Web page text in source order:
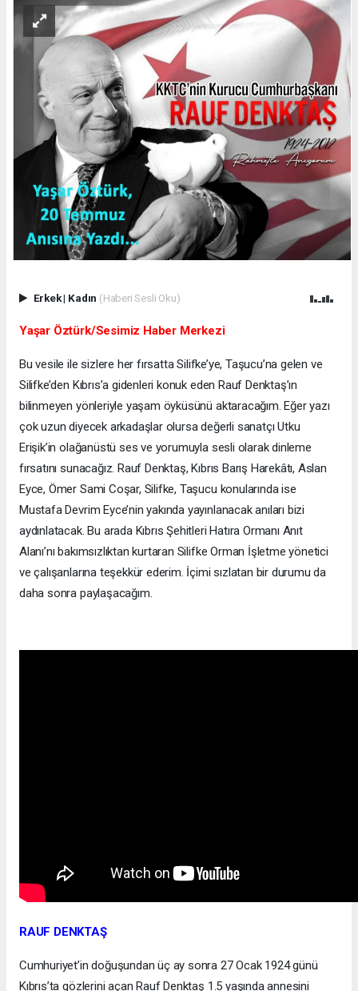
Erkek| Kadın (Haberi Sesli Oku)
Yaşar Öztürk/Sesimiz Haber Merkezi
Bu vesile ile sizlere her fırsatta Silifke’ye, Taşucu’na gelen ve
Silifke’den Kıbrıs’a gidenleri konuk eden Rauf Denktaş’ın
bilinmeyen yönleriyle yaşam öyküsünü aktaracağım. Eğer yazı
çok uzun diyecek arkadaşlar olursa değerli sanatçı Utku
Erişik’in olağanüstü ses ve yorumuyla sesli olarak dinleme
fırsatını sunacağız. Rauf Denktaş, Kıbrıs Barış Harekâtı, Aslan
Eyce, Ömer Sami Coşar, Silifke, Taşucu konularında ise
Mustafa Devrim Eyce’nin yakında yayınlanacak anıları bizi
aydınlatacak. Bu arada Kıbrıs Şehitleri Hatıra Ormanı Anıt
Alanı’nı bakımsızlıktan kurtaran Silifke Orman İşletme yönetici
ve çalışanlarına teşekkür ederim. İçimi sızlatan bir durumu da
daha sonra paylaşacağım.
RAUF DENKTAŞ
Cumhuriyet’in doğuşundan üç ay sonra 27 Ocak 1924 günü
Kıbrıs’ta gözlerini açan Rauf Denktaş 1.5 yaşında annesini